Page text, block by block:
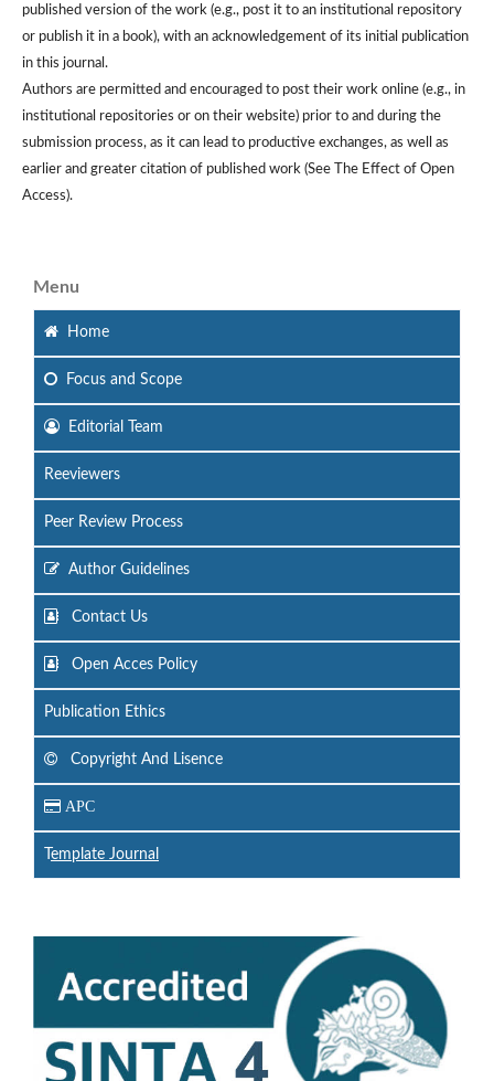
published version of the work (e.g., post it to an institutional repository
or publish it in a book), with an acknowledgement of its initial publication
in this journal.
Authors are permitted and encouraged to post their work online (e.g., in
institutional repositories or on their website) prior to and during the
submission process, as it can lead to productive exchanges, as well as
earlier and greater citation of published work (See The Effect of Open
Access).
Menu
Home
Focus and Scope
Editorial Team
Reeviewers
Peer Review Process
Author Guidelines
Contact Us
Open Acces Policy
Publication Ethics
Copyright And Lisence
APC
emplate Journal